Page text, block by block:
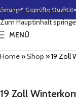
Zur Navigation springen
Zum Hauptinhalt
✔ Geprüfte Qualität✔
MENÜ
Home»Shop »19 Zoll
19 Zoll